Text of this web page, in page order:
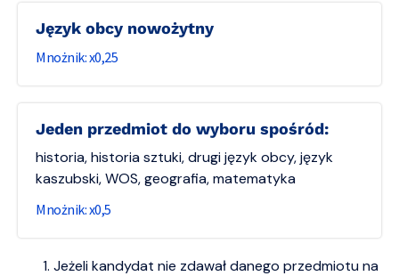
Język obcy nowożytny
0,25
Jeden przedmiot do wyboru spośród:
historia, historia sztuki, drugi język obcy, język
kaszubski, WOS, geografia, matematyka
0,5
Jeżeli kandydat nie zdawał danego przedmiotu na